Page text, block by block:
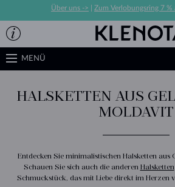
Über uns -> Zum Verlobungsring 7 %
MENÜ
HALSKETTEN AUS
MOLDAVIT
Entdecken Sie minimalistischen Halsketten aus
Schauen Sie sich auch die anderen Halsketten
Schmuckstück, das mit Liebe direkt im Herzen